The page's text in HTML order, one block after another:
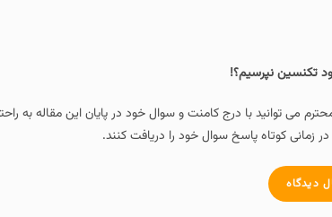
تکنسین نپرسیم؟!
محترم می توانید با درج کامنت و سوال خود در پایان این مقاله به
زمانی کوتاه پاسخ سوال خود را دریافت کنند.
دیدگاه